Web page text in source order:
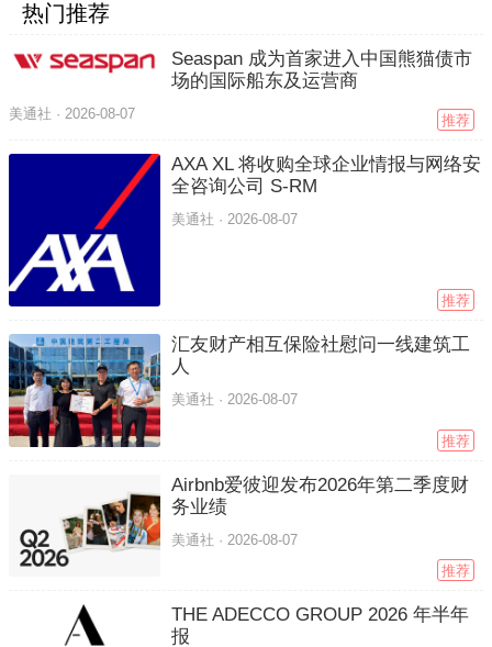
热门推荐
Seaspan 成为首家进入中国熊猫债市
场的国际船东及运营商
美通社 · 2026-08-07 推荐
AXA XL 将收购全球企业情报与网络安
全咨询公司 S-RM
美通社 ·2026-08-07
推荐
汇友财产相互保险社慰问一线建筑工
人
美通社 · 2026-08-07
推荐
Airbnb爱彼迎发布2026年第二季度财
务业绩
美通社 ·2026-08-07
推荐
THE ADECCO GROUP 2026 年半年
报